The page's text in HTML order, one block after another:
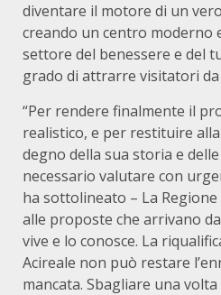
diventare il motore di un
creando un centro moderno
settore del benessere e del
grado di attrarre visitatori
“Per rendere finalmente il
realistico, e per restituire
degno della sua storia e
necessario valutare con
ha sottolineato – La
alle proposte che arrivano
vive e lo conosce. La
Acireale non può restare
mancata. Sbagliare una